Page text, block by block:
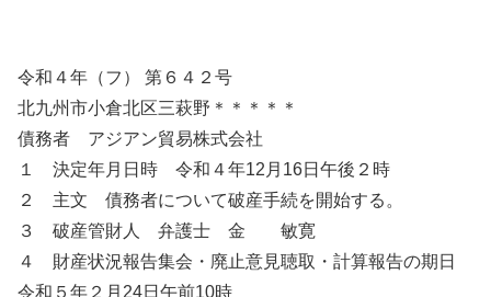
令和４年（フ） 第６４２号
北九州市小倉北区三萩野＊＊＊＊＊
債務者 アジアン貿易株式会社
１ 決定年月日時 令和４年12月16日午後２時
２ 主文 債務者について破産手続を開始する。
３ 破産管財人 弁護士 金 敏寛
４ 財産状況報告集会・廃止意見聴取・計算報告の期日
令和５年２月24日午前10時